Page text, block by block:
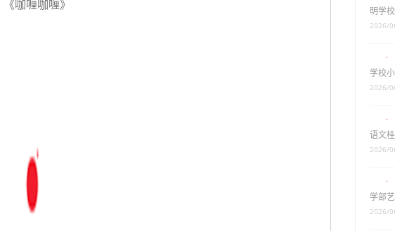
《咖喱咖喱》
语文
2026/